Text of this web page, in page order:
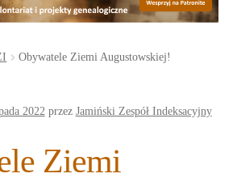
Obywatele Ziemi Augustowskiej!
2022 przez Jamiński Zespół Indeksacyjny
Ziemi